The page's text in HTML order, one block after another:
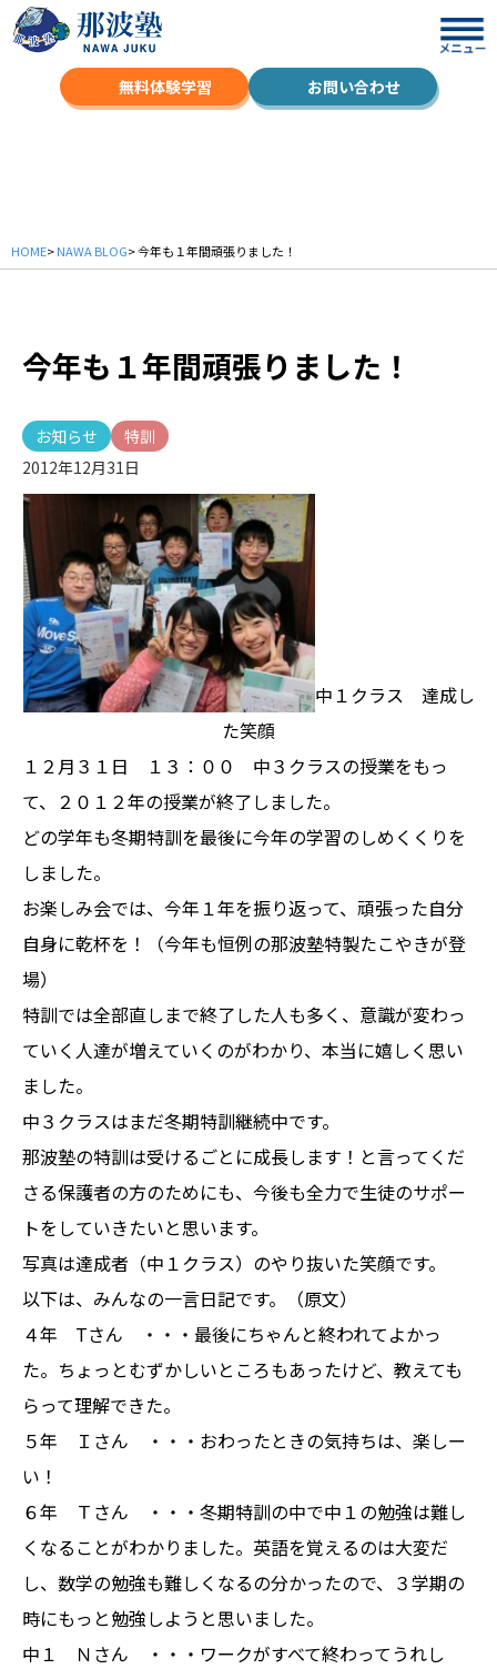
無料体験学習 お問い合わせ
HOME>NAWA BLOG> 今年も１年間頑張りました！
今年も１年間頑張りました！
お知らせ
特訓
2012年12月31日
中１クラス 達成し
た笑顔
１２月３１日 １３：００ 中３クラスの授業をもっ
て、２０１２年の授業が終了しました。
どの学年も冬期特訓を最後に今年の学習のしめくくりを
しました。
お楽しみ会では、今年１年を振り返って、頑張った自分
自身に乾杯を！（今年も恒例の那波塾特製たこやきが登
場）
特訓では全部直しまで終了した人も多く、意識が変わっ
ていく人達が増えていくのがわかり、本当に嬉しく思い
ました。
中３クラスはまだ冬期特訓継続中です。
那波塾の特訓は受けるごとに成長します！と言ってくだ
さる保護者の方のためにも、今後も全力で生徒のサポー
トをしていきたいと思います。
写真は達成者（中１クラス）のやり抜いた笑顔です。
以下は、みんなの一言日記です。（原文）
４年 Tさん ・・・最後にちゃんと終われてよかっ
た。ちょっとむずかしいところもあったけど、教えても
らって理解できた。
５年 Ｉさん ・・・おわったときの気持ちは、楽しー
い！
６年 Ｔさん ・・・冬期特訓の中で中１の勉強は難し
くなることがわかりました。英語を覚えるのは大変だ
し、数学の勉強も難しくなるの分かったので、３学期の
時にもっと勉強しようと思いました。
中１ Ｎさん ・・・ワークがすべて終わってうれし